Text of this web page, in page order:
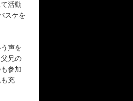
活動
スケを
声を
兄の
参加
充